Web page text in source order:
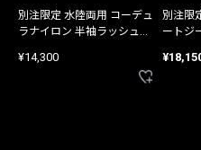
別注限定 水陸両用 コーデュ
ラナイロン 半袖ラッシュガ
¥14,300
別注限
ートジ